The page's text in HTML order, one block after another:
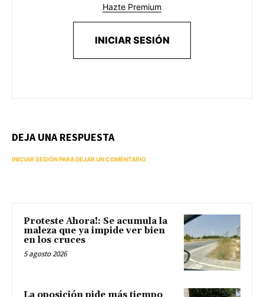
Hazte Premium
INICIAR SESIÓN
DEJA UNA RESPUESTA
INICIAR SESIÓN PARA DEJAR UN COMENTARIO
Proteste Ahora!: Se acumula la
maleza que ya impide ver bien
en los cruces
5 agosto 2026